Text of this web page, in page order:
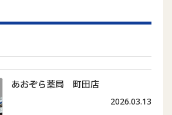
あおぞら薬局 町田店
2026.03.13